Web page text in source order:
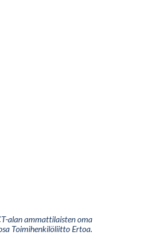
alan ammattilaisten oma
Toimihenkilöliitto Ertoa.